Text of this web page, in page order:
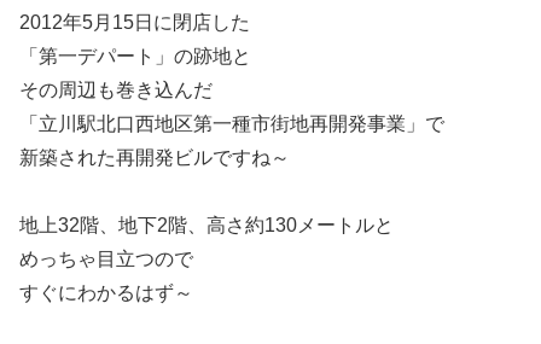
2012年5月15日に閉店した
「第一デパート」の跡地と
その周辺も巻き込んだ
「立川駅北口西地区第一種市街地再開発事業」で
新築された再開発ビルですね～
地上32階、地下2階、高さ約130メートルと
めっちゃ目立つので
すぐにわかるはず～